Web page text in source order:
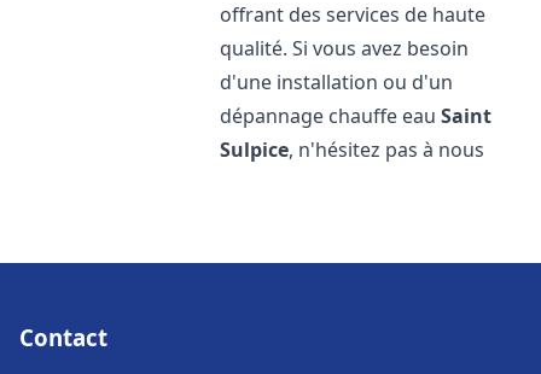
offrant des services de haute
qualité. Si vous avez besoin
d'une installation ou d'un
dépannage chauffe eauSaint
Sulpice, n'hésitez pas à nous
Contact